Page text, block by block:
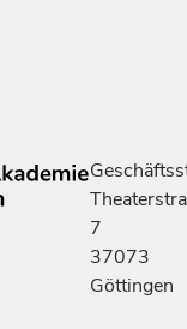
7
37073
Göttingen